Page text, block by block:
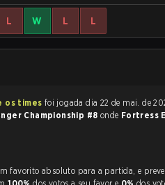
L W L L
os times
Championship #8 onde Fortress